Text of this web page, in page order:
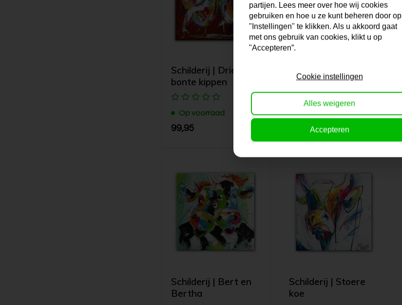
Schilderij | Drie
bonte kippen
Op voorraad
99,95
Schilderij | Vrolijke
gansjes
Op voorraad
99,95
Schilderij | Bert en
Bertha
Schilderij | Stoere
koe
partijen. Lees meer over hoe wij cookies
gebruiken en hoe u ze kunt beheren door op
"Instellingen" te klikken. Als u akkoord gaat
met ons gebruik van cookies, klikt u op
"Accepteren”.
Cookie instellingen
Alles weigeren
Accepteren